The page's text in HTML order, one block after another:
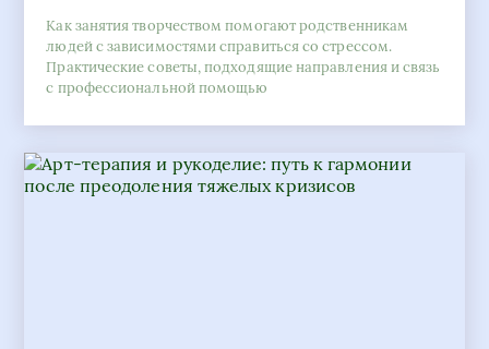
Как занятия творчеством помогают родственникам
людей с зависимостями справиться со стрессом.
Практические советы, подходящие направления и связь
с профессиональной помощью